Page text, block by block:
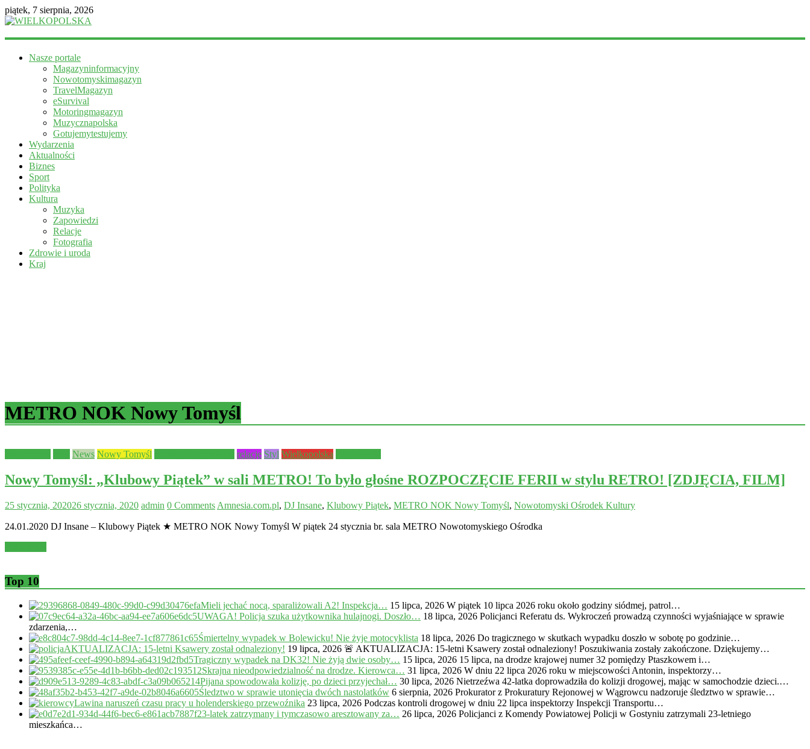
piątek, 7 sierpnia, 2026
WIELKOPOLSKA
informacyjny
Nasze portale
Magazyninformacyjny
Nowotomyskimagazyn
TravelMagazyn
eSurvival
Motoringmagazyn
Muzycznapolska
Gotujemytestujemy
Wydarzenia
Aktualności
Biznes
Sport
Polityka
Kultura
Muzyka
Zapowiedzi
Relacje
Fotografia
Zdrowie i uroda
Kraj
METRO NOK Nowy Tomyśl
News Nowy Tomyśl relacje Styl Wielkopolska
Nowy Tomyśl: „Klubowy Piątek” w sali METRO! To było głośne ROZPOCZĘCIE FERII w stylu RETRO! [ZDJĘCIA, FILM]
25 stycznia, 202026 stycznia, 2020 admin 0 Comments Amnesia.com.pl, DJ Insane, Klubowy Piątek, METRO NOK Nowy Tomyśl, Nowotomyski Ośrodek Kultury
24.01.2020 DJ Insane – Klubowy Piątek ★ METRO NOK Nowy Tomyśl W piątek 24 stycznia br. sala METRO Nowotomyskiego Ośrodka
Top 10
Mieli jechać nocą, sparaliżowali A2! Inspekcja… 15 lipca, 2026 W piątek 10 lipca 2026 roku około godziny siódmej, patrol…
UWAGA! Policja szuka użytkownika hulajnogi. Doszło… 18 lipca, 2026 Policjanci Referatu ds. Wykroczeń prowadzą czynności wyjaśniające w sprawie
zdarzenia,…
Śmiertelny wypadek w Bolewicku! Nie żyje motocyklista 18 lipca, 2026 Do tragicznego w skutkach wypadku doszło w sobotę po godzinie…
AKTUALIZACJA: 15-letni Ksawery został odnaleziony! 19 lipca, 2026 🚨 AKTUALIZACJA: 15-letni Ksawery został odnaleziony! Poszukiwania zostały zakończone. Dziękujemy…
Tragiczny wypadek na DK32! Nie żyją dwie osoby… 15 lipca, 2026 15 lipca, na drodze krajowej numer 32 pomiędzy Ptaszkowem i…
Skrajna nieodpowiedzialność na drodze. Kierowca… 31 lipca, 2026 W dniu 22 lipca 2026 roku w miejscowości Antonin, inspektorzy…
Pijana spowodowała kolizję, po dzieci przyjechał… 30 lipca, 2026 Nietrzeźwa 42-latka doprowadziła do kolizji drogowej, mając w samochodzie dzieci.…
Śledztwo w sprawie utonięcia dwóch nastolatków 6 sierpnia, 2026 Prokurator z Prokuratury Rejonowej w Wągrowcu nadzoruje śledztwo w sprawie…
Lawina naruszeń czasu pracy u holenderskiego przewoźnika 23 lipca, 2026 Podczas kontroli drogowej w dniu 22 lipca inspektorzy Inspekcji Transportu…
23-latek zatrzymany i tymczasowo aresztowany za… 26 lipca, 2026 Policjanci z Komendy Powiatowej Policji w Gostyniu zatrzymali 23-letniego
mieszkańca…